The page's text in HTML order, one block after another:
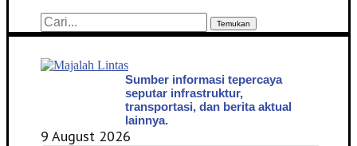
Temukan
Sumber informasi tepercaya
seputar infrastruktur,
transportasi, dan berita aktual
lainnya.
9 August 2026